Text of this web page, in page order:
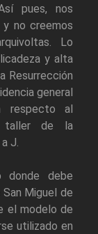
pues, nos
no creemos
Lo
y alta
Resurrección
general
respecto al
taller de la
J.
donde debe
Miguel de
el modelo de
utilizado en